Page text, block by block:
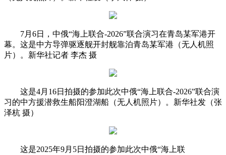
7月6日，中俄“海上联合-2026”联合演习在青岛某军港开
幕。这是中方导弹驱逐舰开封舰靠泊青岛某军港（无人机照
片）。新华社记者 李杰 摄
这是‎4‎月‎16‎日拍摄的参加此次中俄“海上联合-2026”联合演
习的中方援潜救生船阳澄湖船（无人机照片）。新华社发（张
泽杭 摄）
这是2025年9月5日拍摄的参加此次中俄“海上联